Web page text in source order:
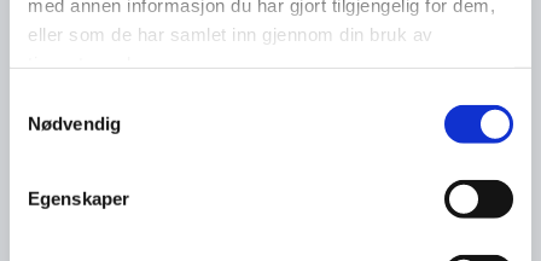
med annen informasjon du har gjort tilgjengelig for dem,
eller som de har samlet inn gjennom din bruk av
Nødvendig
Egenskaper